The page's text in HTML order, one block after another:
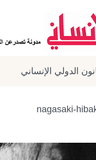
الدولي الإنساني
nagasaki-